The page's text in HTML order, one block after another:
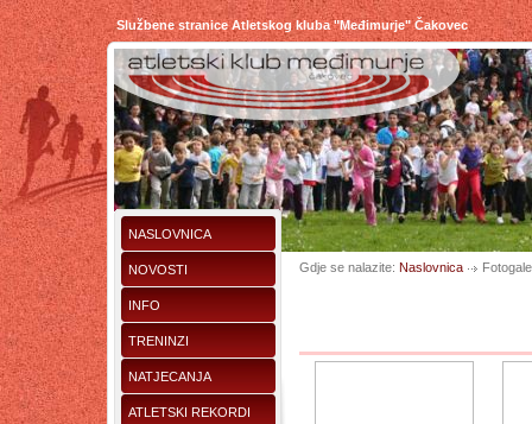
Službene stranice Atletskog kluba "Međimurje" Čakovec
NASLOVNICA
NOVOSTI
INFO
TRENINZI
NATJECANJA
ATLETSKI REKORDI
Gdje se nalazite: Naslovnica